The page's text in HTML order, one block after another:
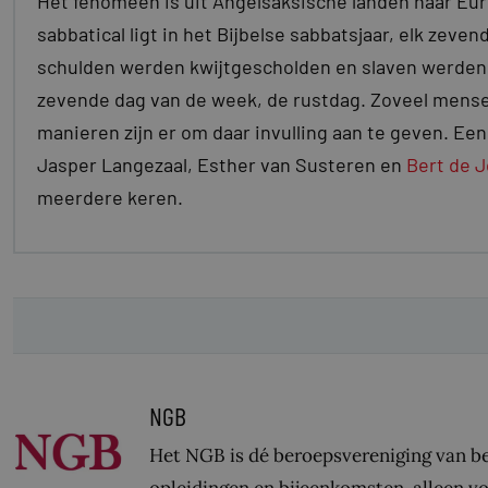
sabbatical ligt in het Bijbelse sabbatsjaar, elk
schulden werden kwijtgescholden en slaven
zevende dag van de week, de rustdag. Zoveel
manieren zijn er om daar invulling aan te geven.
Jasper Langezaal, Esther van Susteren en Bert de
meerdere keren.
NGB
Het NGB is dé beroepsvereniging van